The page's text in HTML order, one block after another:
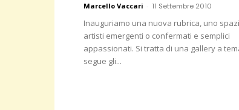
Marcello Vaccari - 11 Settembre 2010
Inauguriamo una nuova rubrica, uno
artisti emergenti o confermati e semplici
appassionati. Si tratta di una gallery a
segue gli...